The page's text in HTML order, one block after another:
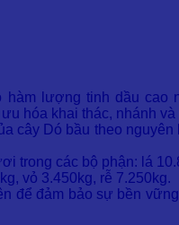
hàm lượng tinh dầu cao
hóa khai thác, nhánh
cây Dó bầu theo
trong các bộ phận: lá
vỏ 3.450kg, rễ 7.250kg.
để đảm bảo sự bền